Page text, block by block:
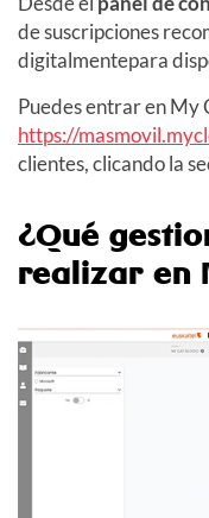
de suscripciones
digitalmentepara
Puedes entrar en My
https://
clientes, clicando la
¿Qué
realizar en